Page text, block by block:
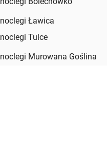
noclegi Ławica
noclegi Tulce
noclegi Murowana Goślina